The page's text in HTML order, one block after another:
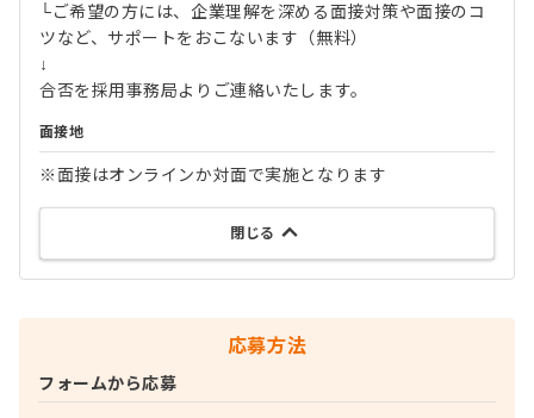
└ご希望の方には、企業理解を深める面接対策や面接のコ
ツなど、サポートをおこないます（無料）
↓
合否を採用事務局よりご連絡いたします。
面接地
※面接はオンラインか対面で実施となります
閉じる
応募方法
フォームから応募